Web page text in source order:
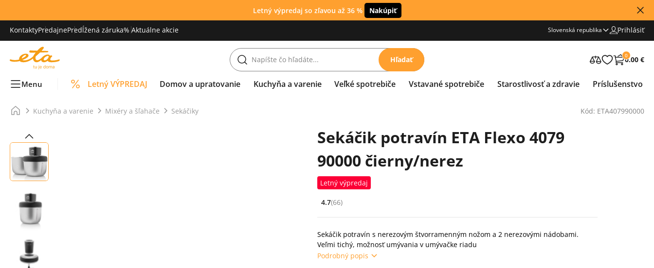
Letný výpredaj so zľavou až 36 % Nakúpiť
KontaktyPredajnePredĺžená záruka% Aktuálne akcie Slovenská republika Prihlásiť
Hľadať 0
0.00 €
Menu Letný VÝPREDAJ Domov a upratovanie Kuchyňa a varenie Veľké spotrebiče Vstavané spotrebiče Starostlivosť a zdravie Príslušenstvo
Kuchyňa a varenie Mixéry a šľahače Sekáčiky Kód: ETA407990000
Sekáčik potravín ETA Flexo 4079
90000 čierny/nerez
Letný výpredaj
Hodnocení: 4.7 z 5 (66 recenzí)
4.7(66)
Sekáčik potravín s nerezovým štvorramenným nožom a 2 nerezovými nádobami.
Veľmi tichý, možnosť umývania v umývačke riadu
Podrobný popis